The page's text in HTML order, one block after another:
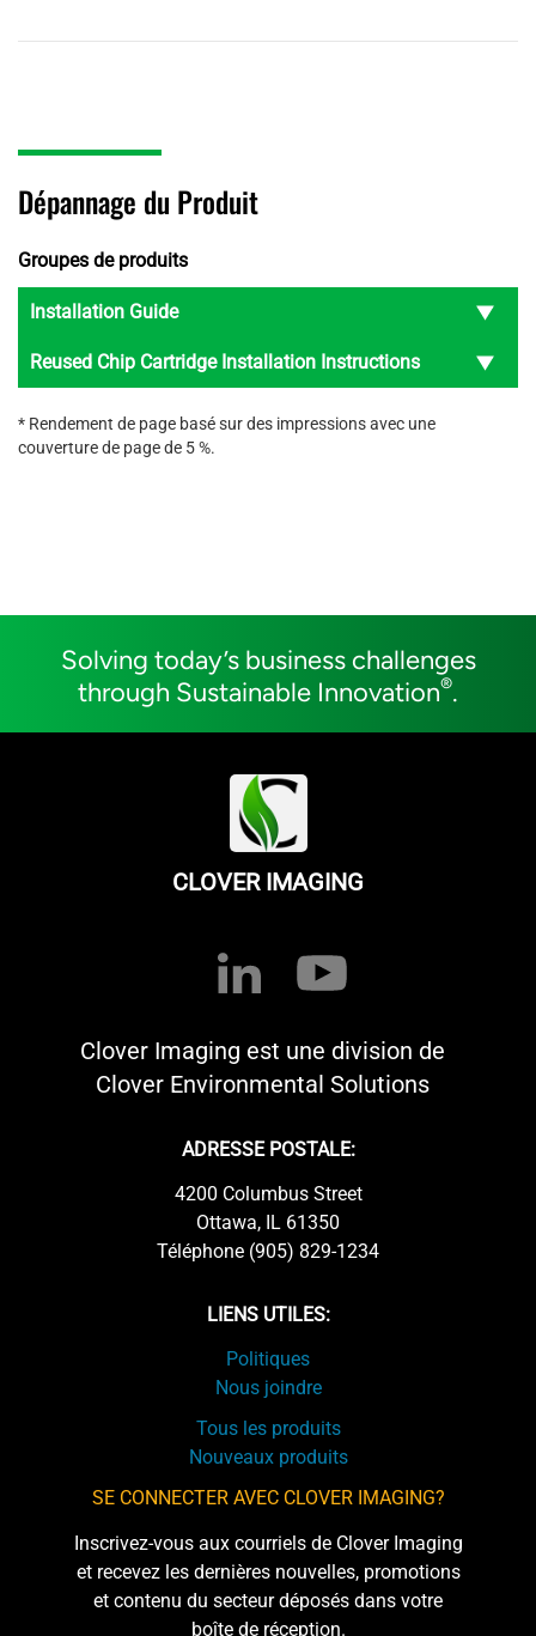
Dépannage du Produit
Groupes de produits
Installation Guide
Reused Chip Cartridge Installation Instructions
* Rendement de page basé sur des impressions avec une
couverture de page de 5 %.
Solving today’s business challenges
through Sustainable Innovation®.
CLOVER IMAGING
Clover Imaging est une division de
Clover Environmental Solutions
ADRESSE POSTALE:
4200 Columbus Street
Ottawa, IL 61350
Téléphone (905) 829-1234
LIENS UTILES:
Politiques
Nous joindre
Tous les produits
Nouveaux produits
SE CONNECTER AVEC CLOVER IMAGING?
Inscrivez-vous aux courriels de Clover Imaging
et recevez les dernières nouvelles, promotions
et contenu du secteur déposés dans votre
boîte de réception.